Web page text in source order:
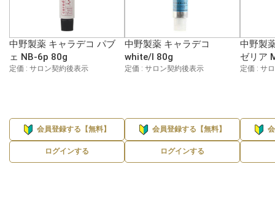
中野製薬 キャラデコ パブ
ェ NB-6p 80g
定価 : サロン契約後表示
会員登録する【無料】
ログインする
中野製薬 キャラデコ
white/l 80g
定価 : サロン契約後表示
会員登録する【無料】
ログインする
中野製
ゼリア
定価 : サ